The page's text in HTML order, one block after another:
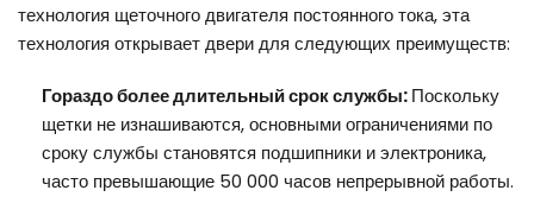
технология щеточного двигателя постоянного тока, эта
технология открывает двери для следующих преимуществ:
Гораздо более длительный срок службы:Поскольку
щетки не изнашиваются, основными ограничениями по
сроку службы становятся подшипники и электроника,
часто превышающие 50 000 часов непрерывной работы.